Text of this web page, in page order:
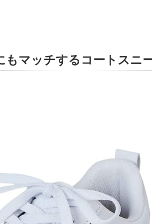
マッチするコートスニ